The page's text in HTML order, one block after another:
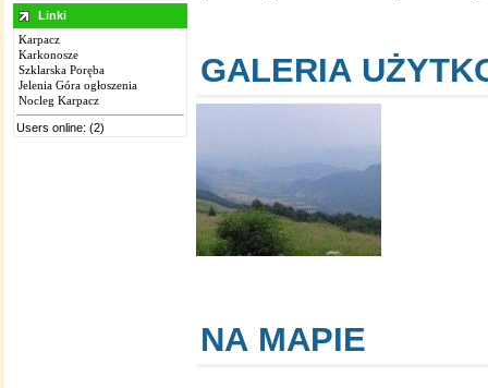
Linki
Karpacz
Karkonosze
Szklarska Poręba
Jelenia Góra ogłoszenia
Nocleg Karpacz
Users online: (2)
GALERIA
NA MAPIE